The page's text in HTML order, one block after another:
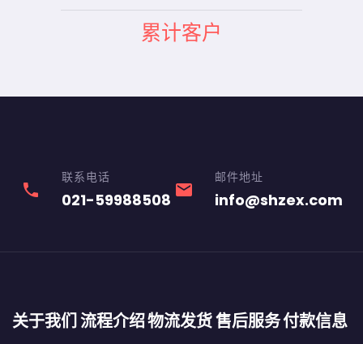
累计客户
phone
联系电话
021-59988508 email
邮件地址
info@shzex.com
关于我们流程介绍物流发货售后服务付款信息